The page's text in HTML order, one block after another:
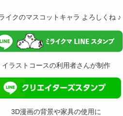
イクのマスコットキャラ よろしくね ♪
イラストコースの利用者さんが制作
3D漫画の背景や家具の使用に